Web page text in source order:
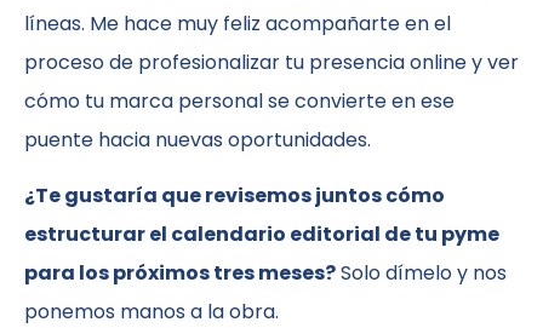
líneas. Me hace muy feliz acompañarte en el
proceso de profesionalizar tu presencia online y ver
cómo tu marca personal se convierte en ese
puente hacia nuevas oportunidades.
¿Te gustaría que revisemos juntos cómo
estructurar el calendario editorial de tu pyme
para los próximos tres meses?Solo dímelo y nos
ponemos manos a la obra.